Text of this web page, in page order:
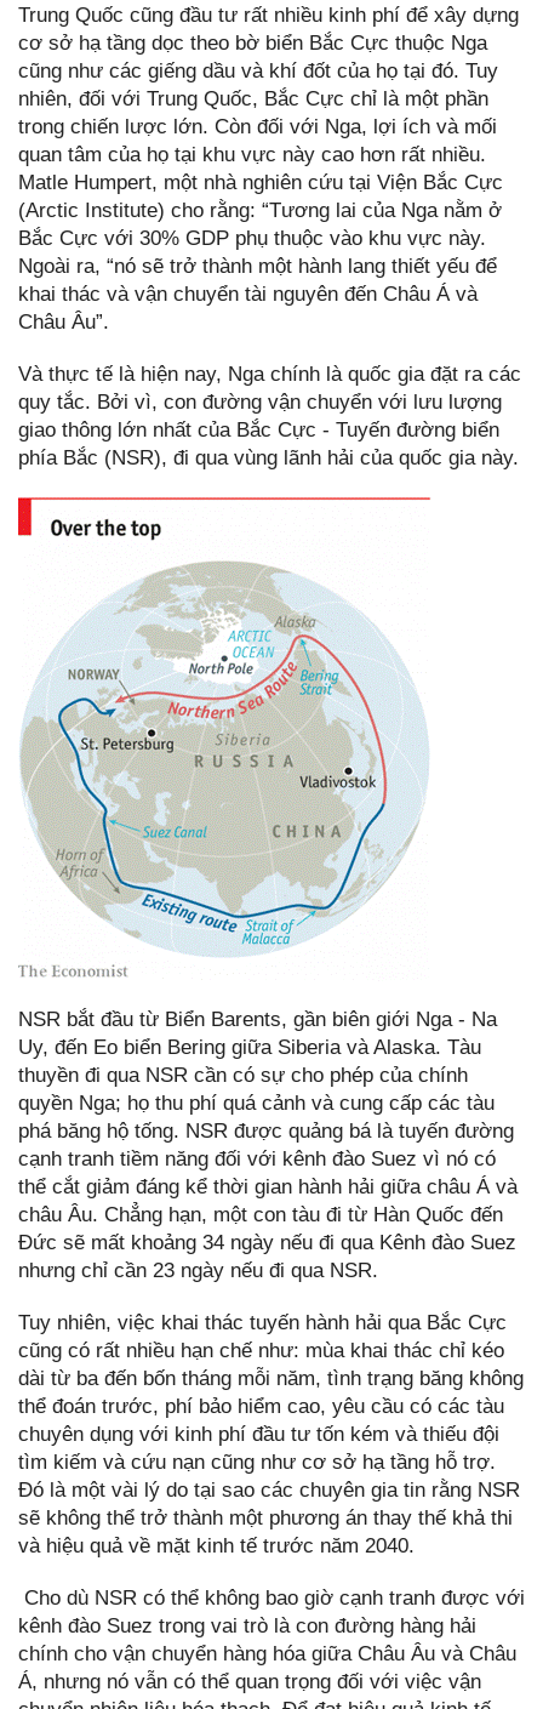
Trung Quốc cũng đầu tư rất nhiều kinh phí để xây dựng
cơ sở hạ tầng dọc theo bờ biển Bắc Cực thuộc Nga
cũng như các giếng dầu và khí đốt của họ tại đó. Tuy
nhiên, đối với Trung Quốc, Bắc Cực chỉ là một phần
trong chiến lược lớn. Còn đối với Nga, lợi ích và mối
quan tâm của họ tại khu vực này cao hơn rất nhiều.
Matle Humpert, một nhà nghiên cứu tại Viện Bắc Cực
(Arctic Institute) cho rằng: “Tương lai của Nga nằm ở
Bắc Cực với 30% GDP phụ thuộc vào khu vực này.
Ngoài ra, “nó sẽ trở thành một hành lang thiết yếu để
khai thác và vận chuyển tài nguyên đến Châu Á và
Châu Âu”.
Và thực tế là hiện nay, Nga chính là quốc gia đặt ra các
quy tắc. Bởi vì, con đường vận chuyển với lưu lượng
giao thông lớn nhất của Bắc Cực - Tuyến đường biển
phía Bắc (NSR), đi qua vùng lãnh hải của quốc gia này.
NSR bắt đầu từ Biển Barents, gần biên giới Nga - Na
Uy, đến Eo biển Bering giữa Siberia và Alaska. Tàu
thuyền đi qua NSR cần có sự cho phép của chính
quyền Nga; họ thu phí quá cảnh và cung cấp các tàu
phá băng hộ tống. NSR được quảng bá là tuyến đường
cạnh tranh tiềm năng đối với kênh đào Suez vì nó có
thể cắt giảm đáng kể thời gian hành hải giữa châu Á và
châu Âu. Chẳng hạn, một con tàu đi từ Hàn Quốc đến
Đức sẽ mất khoảng 34 ngày nếu đi qua Kênh đào Suez
nhưng chỉ cần 23 ngày nếu đi qua NSR.
Tuy nhiên, việc khai thác tuyến hành hải qua Bắc Cực
cũng có rất nhiều hạn chế như: mùa khai thác chỉ kéo
dài từ ba đến bốn tháng mỗi năm, tình trạng băng không
thể đoán trước, phí bảo hiểm cao, yêu cầu có các tàu
chuyên dụng với kinh phí đầu tư tốn kém và thiếu đội
tìm kiếm và cứu nạn cũng như cơ sở hạ tầng hỗ trợ.
Đó là một vài lý do tại sao các chuyên gia tin rằng NSR
sẽ không thể trở thành một phương án thay thế khả thi
và hiệu quả về mặt kinh tế trước năm 2040.
Cho dù NSR có thể không bao giờ cạnh tranh được với
kênh đào Suez trong vai trò là con đường hàng hải
chính cho vận chuyển hàng hóa giữa Châu Âu và Châu
Á, nhưng nó vẫn có thể quan trọng đối với việc vận